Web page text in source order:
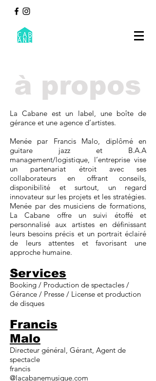
à propos
La Cabane est un label, une boîte de
gérance et une agence d’artistes.
Menée par Francis Malo, diplômé en
guitare jazz et B.A.A
management/logistique, l’entreprise vise
un partenariat étroit avec ses
collaborateurs en offrant conseils,
disponibilité et surtout, un regard
innovateur sur les projets et les stratégies.
Menée par des musiciens de formations,
La Cabane offre un suivi étoffé et
personnalisé aux artistes en définissant
leurs besoins précis et un portrait éclairé
de leurs attentes et favorisant une
approche humaine.​
Services
Booking / Production de spectacles /
Gérance / Presse / License et production
de disques​​
Francis
Malo
Directeur général, Gérant, Agent de
spectacle
francis
@lacabanemusique.com​​